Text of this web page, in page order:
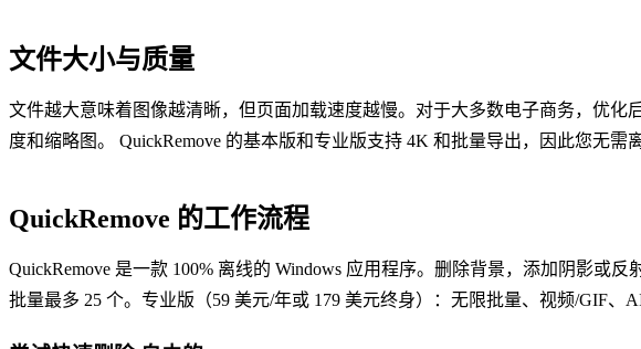
文件大小与质量
文件越大意味着图像越清晰，但页面加载速度越慢。对于大多数电子商务，优化
度和缩略图。 QuickRemove 的基本版和专业版支持 4K 和批量导出，因此您无需
QuickRemove 的工作流程
QuickRemove 是一款 100% 离线的 Windows 应用程序。删除背景，添加阴影或
批量最多 25 个。专业版（59 美元/年或 179 美元终身）：无限批量、​​视频/GIF、